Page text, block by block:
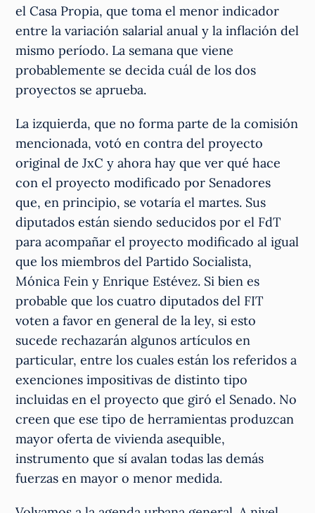
el Casa Propia, que toma el menor indicador
entre la variación salarial anual y la inflación del
mismo período. La semana que viene
probablemente se decida cuál de los dos
proyectos se aprueba.
La izquierda, que no forma parte de la comisión
mencionada, votó en contra del proyecto
original de JxC y ahora hay que ver qué hace
con el proyecto modificado por Senadores
que, en principio, se votaría el martes. Sus
diputados están siendo seducidos por el FdT
para acompañar el proyecto modificado al igual
que los miembros del Partido Socialista,
Mónica Fein y Enrique Estévez. Si bien es
probable que los cuatro diputados del FIT
voten a favor en general de la ley, si esto
sucede rechazarán algunos artículos en
particular, entre los cuales están los referidos a
exenciones impositivas de distinto tipo
incluidas en el proyecto que giró el Senado. No
creen que ese tipo de herramientas produzcan
mayor oferta de vivienda asequible,
instrumento que sí avalan todas las demás
fuerzas en mayor o menor medida.